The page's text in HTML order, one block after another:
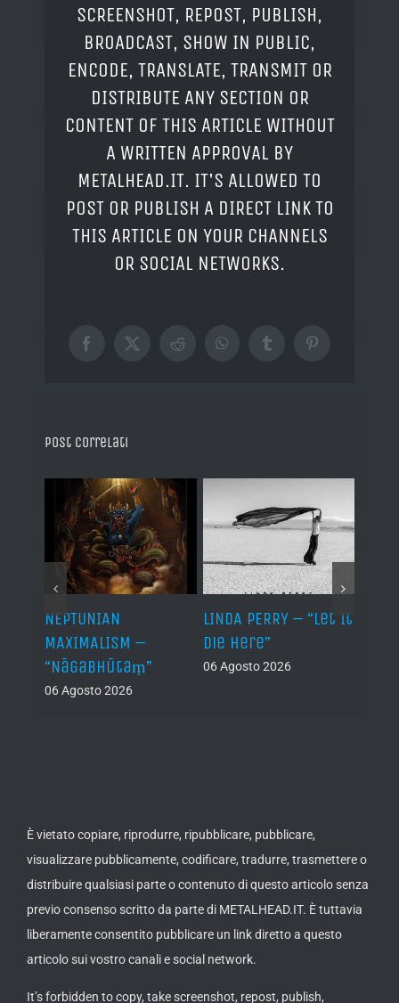
SCREENSHOT, REPOST, PUBLISH,
BROADCAST, SHOW IN PUBLIC,
ENCODE, TRANSLATE, TRANSMIT OR
DISTRIBUTE ANY SECTION OR
CONTENT OF THIS ARTICLE WITHOUT
A WRITTEN APPROVAL BY
METALHEAD.IT. IT'S ALLOWED TO
POST OR PUBLISH A DIRECT LINK TO
THIS ARTICLE ON YOUR CHANNELS
OR SOCIAL NETWORKS.
Facebook
X RedditWhatsAppTumblrPinterest
Post correlati
NEPTUNIAN
MAXIMALISM –
“Nāgabhūtaṃ”
06 Agosto 2026
LINDA PERRY – “Let It
Die Here”
06 Agosto 2026
È vietato copiare, riprodurre, ripubblicare, pubblicare,
visualizzare pubblicamente, codificare, tradurre, trasmettere o
distribuire qualsiasi parte o contenuto di questo articolo senza
previo consenso scritto da parte di METALHEAD.IT. È tuttavia
liberamente consentito pubblicare un link diretto a questo
articolo sui vostro canali e social network.
It’s forbidden to copy, take screenshot, repost, publish,